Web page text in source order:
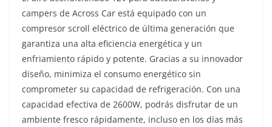
campers de Across Car está equipado con un
compresor scroll eléctrico de última generación que
garantiza una alta eficiencia energética y un
enfriamiento rápido y potente. Gracias a su innovador
diseño, minimiza el consumo energético sin
comprometer su capacidad de refrigeración. Con una
capacidad efectiva de 2600W, podrás disfrutar de un
ambiente fresco rápidamente, incluso en los días más